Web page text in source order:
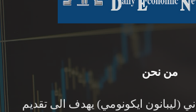
من نحن
(ليبانون ايكونومي) يهدف الى تقديم